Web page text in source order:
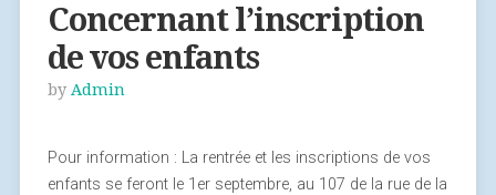
Concernant l’inscription
de vos enfants
by Admin
Pour information : La rentrée et les inscriptions de vos
enfants se feront le 1er septembre, au 107 de la rue de la